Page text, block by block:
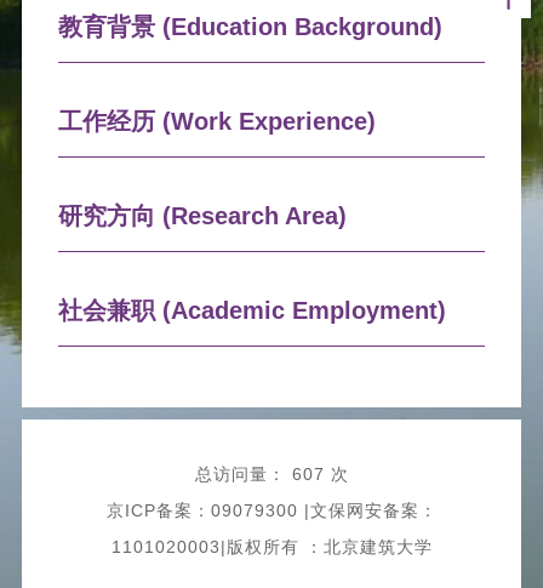
教育背景 (Education Background)
工作经历 (Work Experience)
研究方向 (Research Area)
社会兼职 (Academic Employment)
总访问量： 607 次
京ICP备案：09079300 |文保网安备案：
1101020003|版权所有 ：北京建筑大学